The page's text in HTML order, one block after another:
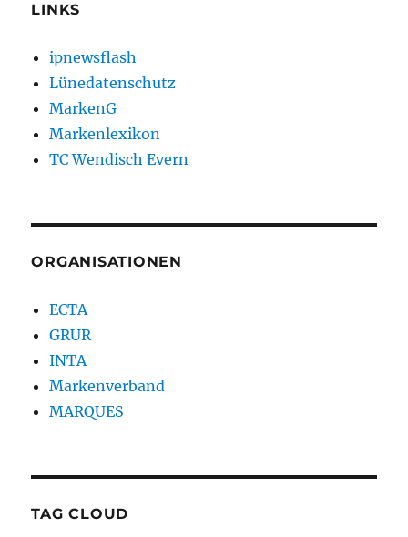
LINKS
ipnewsflash
Lünedatenschutz
MarkenG
Markenlexikon
TC Wendisch Evern
ORGANISATIONEN
ECTA
GRUR
INTA
Markenverband
MARQUES
TAG CLOUD